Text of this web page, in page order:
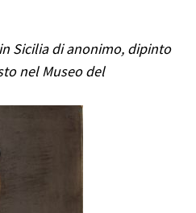
Siciliadi anonimo, dipinto
nel Museo del